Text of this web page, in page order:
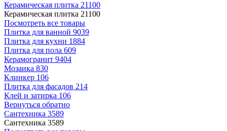
Керамическая плитка 21100
Керамическая плитка 21100
Посмотреть все товары
Плитка для ванной 9039
Плитка для кухни 1884
Плитка для пола 609
Керамогранит 9404
Мозаика 830
Клинкер 106
Плитка для фасадов 214
Клей и затирка 106
Вернуться обратно
Сантехника 3589
Сантехника 3589